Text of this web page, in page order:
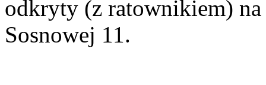
odkryty (z ratownikiem)
Sosnowej 11.